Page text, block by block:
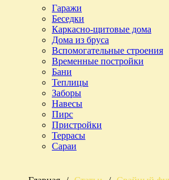
Гаражи
Беседки
Каркасно-щитовые дома
Дома из бруса
Вспомогательные строения
Временные постройки
Бани
Теплицы
Заборы
Навесы
Пирс
Пристройки
Террасы
Сараи